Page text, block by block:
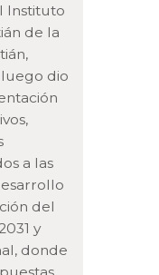
Instituto
de la
dio
a las
del
y
donde